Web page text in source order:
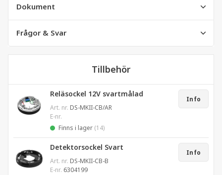
Dokument
Frågor & Svar
Tillbehör
Reläsockel 12V svartmålad
Art. nr. DS-MKII-CB/AR
E-nr.
Finns i lager (14)
Info
Detektorsockel Svart
Art. nr. DS-MKII-CB-B
E-nr. 6304199
Info